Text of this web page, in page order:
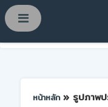
หน้าหลัก » รูปภาพ